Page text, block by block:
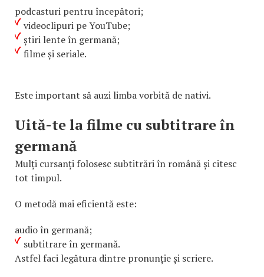
podcasturi pentru începători;
videoclipuri pe YouTube;
știri lente în germană;
filme și seriale.
Este important să auzi limba vorbită de nativi.
Uită-te la filme cu subtitrare în
germană
Mulți cursanți folosesc subtitrări în română și citesc
tot timpul.
O metodă mai eficientă este:
audio în germană;
subtitrare în germană.
Astfel faci legătura dintre pronunție și scriere.